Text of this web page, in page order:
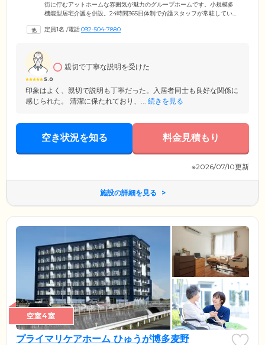
街に佇むアットホームな雰囲気が魅力のグループホームです。小規模多
機能型居宅介護を併設。24時間365日体制で介護スタッフが常駐していま
の変化に順応することは大きな負担となります。当ホームでは少人数で
い。
定員1名 /電話092-504-7880
5.0
親切で丁寧な説明を受けた
印象はよく、親切で説明も丁寧だった。入居者同士も良好な関係に
感じられた。 清潔に保たれており、... 続きを見る
空き状況を知る 料金見積もり
※2026/07/10更新
施設の詳細を見る
空室4室
プライマリケアホーム ひゅうが博多麦野